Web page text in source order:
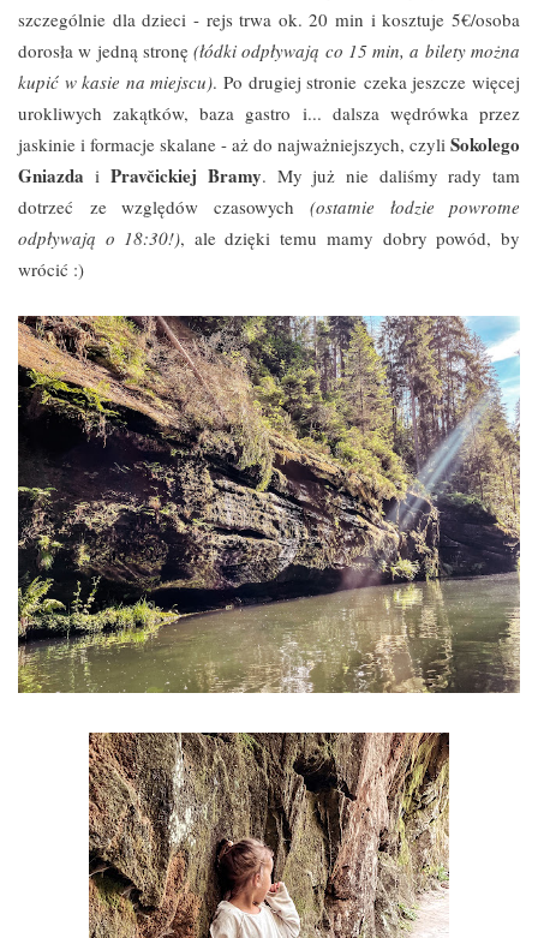
szczególnie dla dzieci - rejs trwa ok. 20 min i kosztuje 5€/osoba
dorosła w jedną stronę(łódki odpływają co 15 min, a bilety można
kupić w kasie na miejscu). Po drugiej stronie czeka jeszcze więcej
urokliwych zakątków, baza gastro i... dalsza wędrówka przez
jaskinie i formacje skalane - aż do najważniejszych, czyli Sokolego
Gniazda iPravčickiej Bramy. My już nie daliśmy rady tam
dotrzeć ze względów czasowych (ostatnie łodzie powrotne
odpływają o 18:30!), ale dzięki temumamy dobry powód, by
wrócić :)